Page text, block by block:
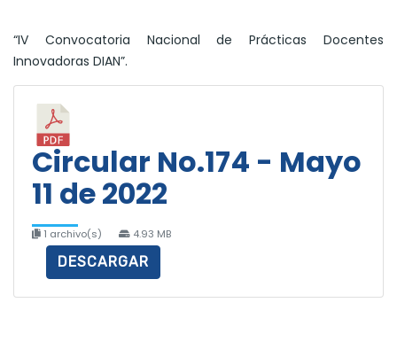
“IV Convocatoria Nacional de Prácticas Docentes
Innovadoras DIAN”.
Circular No.174 - Mayo
11 de 2022
1 archivo(s) 4.93 MB
DESCARGAR